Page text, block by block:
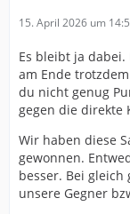
15. April 2026 um
Es bleibt ja
am Ende
du nicht genug
gegen die direkte
Wir haben diese
gewonnen.
besser. Bei
unsere Gegner